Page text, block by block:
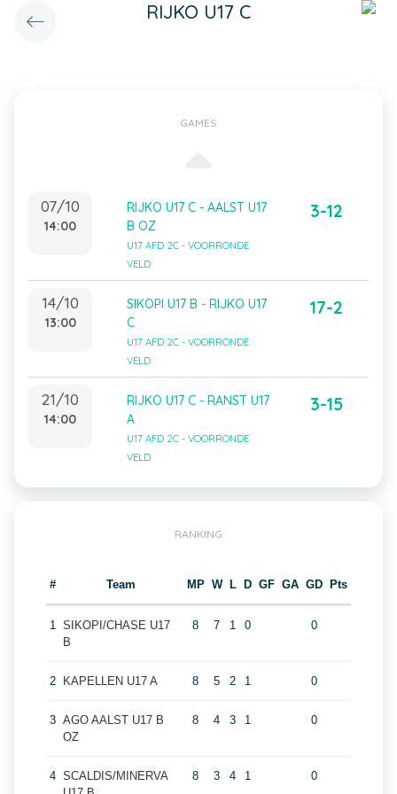
RIJKO U17 C
GAMES
07/10
14:00
RIJKO U17 C - AALST U17
B OZ
U17 AFD 2C - VOORRONDE
VELD
3-12
14/10
13:00
SIKOPI U17 B - RIJKO U17
C
U17 AFD 2C - VOORRONDE
VELD
17-2
21/10
14:00
RIJKO U17 C - RANST U17
A
U17 AFD 2C - VOORRONDE
VELD
3-15
RANKING
# Team MP W L D GF GA GD Pts
1 SIKOPI/CHASE U17
B
8 7 1 0 0
2 KAPELLEN U17 A 8 5 2 1 0
3 AGO AALST U17 B
OZ
8 4 3 1 0
4 SCALDIS/MINERVA
8 3 4 1 0